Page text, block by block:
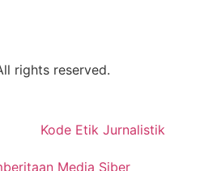
rights reserved.
Kode Etik Jurnalistik
Media Siber